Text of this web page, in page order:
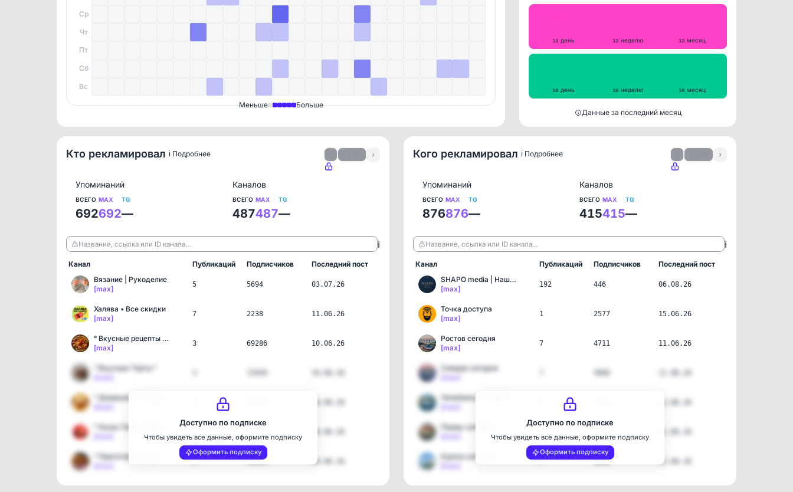
Ср
Чт
Пт
Сб
Вс
Меньше Больше
за день за неделю за месяц
за день за неделю за месяц
Данные за последний месяц
Кто рекламировал ℹ️ Подробнее ›
Упоминаний
ВСЕГО
692
MAX
692
TG
—
Каналов
ВСЕГО
487
MAX
487
TG
—
Название, ссылка или ID канала… ℹ️
Канал Публикаций Подписчиков
Последний пост
Вязание | Рукоделие
[max]
5 5694 03.07.26
Халява • Все скидки
[max]
7 2238 11.06.26
° Вкусные рецепты и Зака…
[max]
3 69286 10.06.26
° Вкусные Торты °
3 56131 10.06.26
Доступно по подписке
Чтобы увидеть все данные, оформите подписку
Оформить подписку
Кого рекламировал ℹ️ Подробнее ›
Упоминаний
ВСЕГО
876
MAX
876
TG
—
Каналов
ВСЕГО
415
MAX
415
TG
—
Название, ссылка или ID канала… ℹ️
Канал Публикаций Подписчиков
Последний пост
SHAPO media | Наши каналы
[max]
192 446 06.08.26
Точка доступа
[max]
1 2577 15.06.26
Ростов сегодня
[max]
7 4711 11.06.26
Самара сегодня
Челябинск сегодня
Пермь сегодня
Курган сегодня
7 8839 11.06.26
Доступно по подписке
Чтобы увидеть все данные, оформите подписку
Оформить подписку